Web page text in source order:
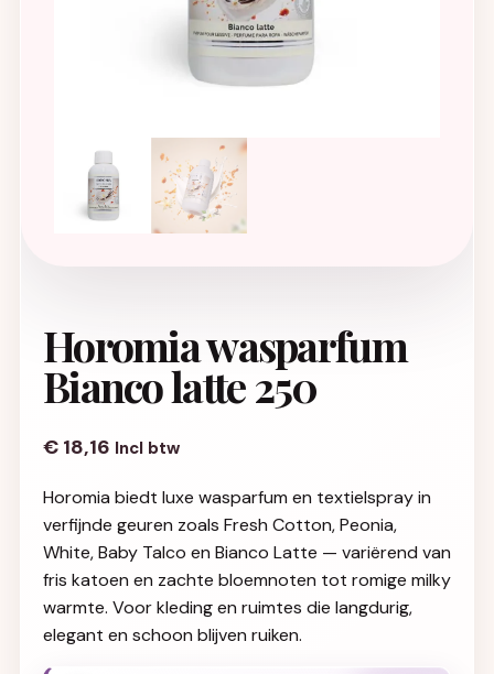
Horomia wasparfum
Bianco latte 250
€ 18,16 Incl btw
Horomia biedt luxe wasparfum en textielspray in
verfijnde geuren zoals Fresh Cotton, Peonia,
White, Baby Talco en Bianco Latte — variërend van
fris katoen en zachte bloemnoten tot romige milky
warmte. Voor kleding en ruimtes die langdurig,
elegant en schoon blijven ruiken.